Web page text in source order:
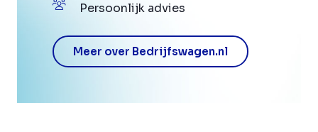
Persoonlijk advies
Meer over Bedrijfswagen.nl